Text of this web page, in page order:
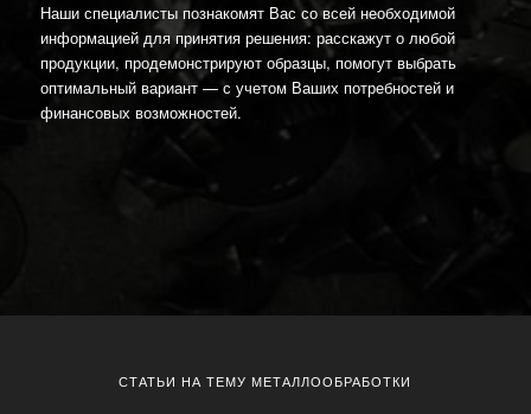
Наши специалисты познакомят Вас со всей необходимой
информацией для принятия решения: расскажут о любой
продукции, продемонстрируют образцы, помогут выбрать
оптимальный вариант — с учетом Ваших потребностей и
финансовых возможностей.
СТАТЬИ НА ТЕМУ МЕТАЛЛООБРАБОТКИ